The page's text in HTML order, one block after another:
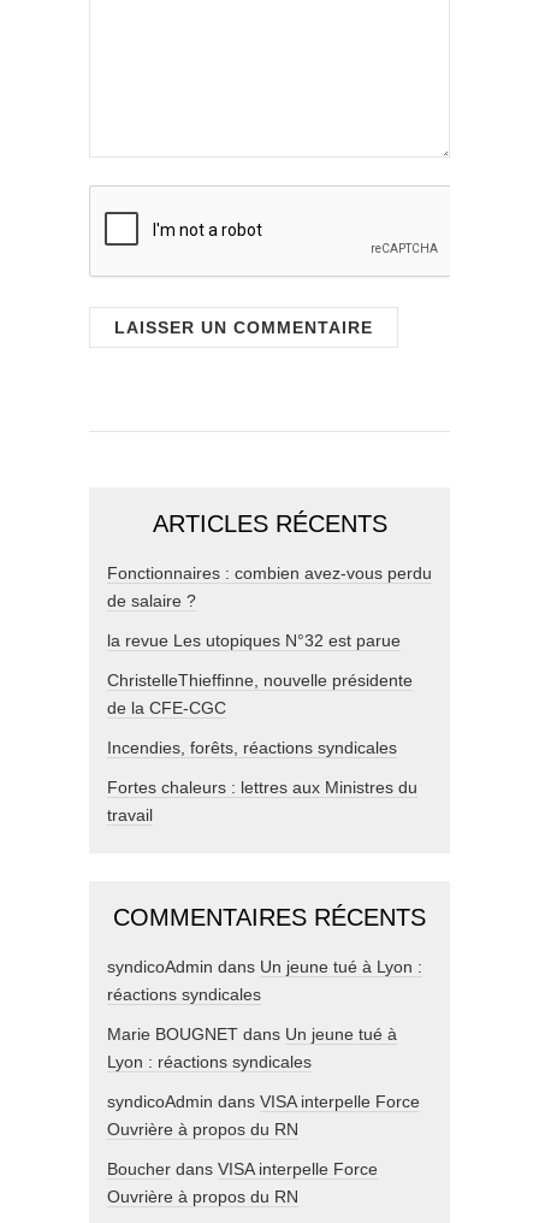
ARTICLES RÉCENTS
Fonctionnaires : combien avez-vous perdu
de salaire ?
la revue Les utopiques N°32 est parue
ChristelleThieffinne, nouvelle présidente
de la CFE-CGC
Incendies, forêts, réactions syndicales
Fortes chaleurs : lettres aux Ministres du
travail
COMMENTAIRES RÉCENTS
syndicoAdmin dans Un jeune tué à Lyon :
réactions syndicales
Marie BOUGNET dans Un jeune tué à
Lyon : réactions syndicales
syndicoAdmin dans VISA interpelle Force
Ouvrière à propos du RN
Boucher dans VISA interpelle Force
Ouvrière à propos du RN